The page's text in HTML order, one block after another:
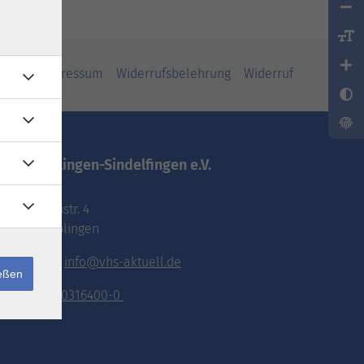
Impressum Widerrufsbelehrung Widerruf
vhs.Böblingen-Sindelfingen e.V.
Pestalozzistr. 4
71032 Böblingen
E-Mail: info@vhs-aktuell.de
Tel.: 070316400-0